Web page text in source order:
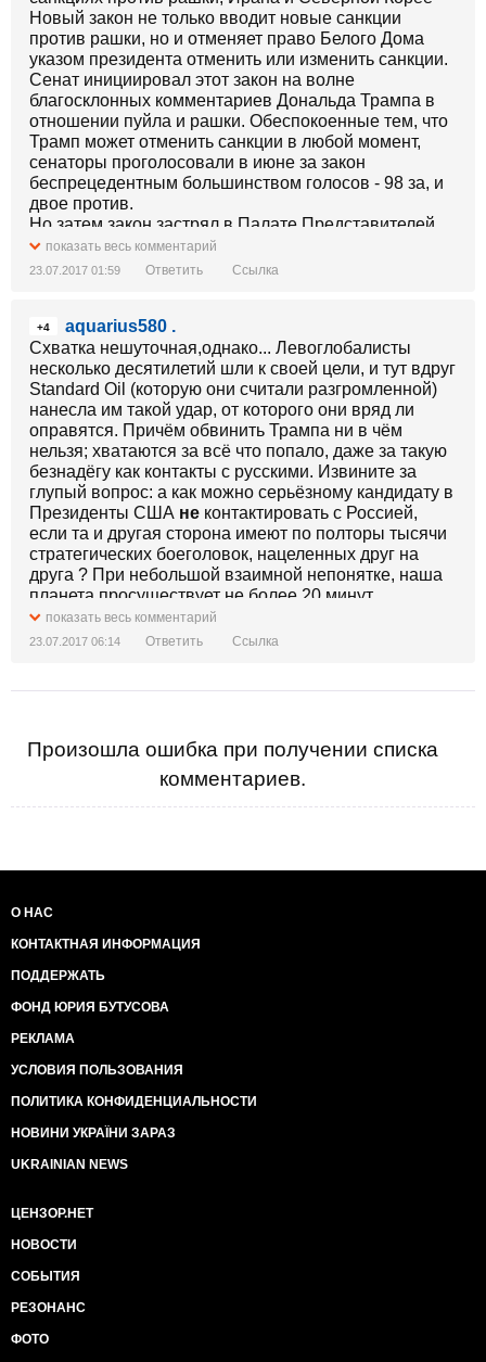
Новый закон не только вводит новые санкции
против рашки, но и отменяет право Белого Дома
указом президента отменить или изменить санкции.
Сенат инициировал этот закон на волне
благосклонных комментариев Дональда Трампа в
отношении пуйла и рашки. Обеспокоенные тем, что
Трамп может отменить санкции в любой момент,
сенаторы проголосовали в июне за закон
беспрецедентным большинством голосов - 98 за, и
двое против.
Но затем закон застрял в Палате Представителей.
Конгрессмены-республиканцы не стали сразу
голосовать, решив дождаться саммита G-20 и
что республиканское большинство проголосует ЗА
закон о санкциях во вторник.
На решение их повлияла не только встреча Трампа
с пуйлом, но и стремительно набирающее обороты
расследование возможного сговора штаба Трампа с
Кремлём.
Всего за неделю США прошли путь от заявлений
Трампа о том, что «сговор с Россией - это фейк
ньюс» до «президент США имеет полное право на
помилование». И помиловать Дональд Трамп
намеревается не только свое окружение, но и
самого себя.
показать весь комментарий
23.07.2017 01:59 Ответить Ссылка
+4
aquarius580 .
Схватка нешуточная,однако... Левоглобалисты
несколько десятилетий шли к своей цели, и тут вдруг
Standard Oil (которую они считали разгромленной)
нанесла им такой удар, от которого они вряд ли
оправятся. Причём обвинить Трампа ни в чём
нельзя; хватаются за всё что попало, даже за такую
безнадёгу как контакты с русскими. Извините за
глупый вопрос: а как можно серьёзному кандидату в
Президенты США не контактировать с Россией,
если та и другая сторона имеют по полторы тысячи
стратегических боеголовок, нацеленных друг на
друга ? При небольшой взаимной непонятке, наша
планета просуществует не более 20 минут.
показать весь комментарий
23.07.2017 06:14 Ответить Ссылка
Произошла ошибка при получении списка
комментариев.
О НАС
КОНТАКТНАЯ ИНФОРМАЦИЯ
ПОДДЕРЖАТЬ
ФОНД ЮРИЯ БУТУСОВА
РЕКЛАМА
УСЛОВИЯ ПОЛЬЗОВАНИЯ
ПОЛИТИКА КОНФИДЕНЦИАЛЬНОСТИ
НОВИНИ УКРАЇНИ ЗАРАЗ
UKRAINIAN NEWS
ЦЕНЗОР.НЕТ
НОВОСТИ
СОБЫТИЯ
РЕЗОНАНС
ФОТО